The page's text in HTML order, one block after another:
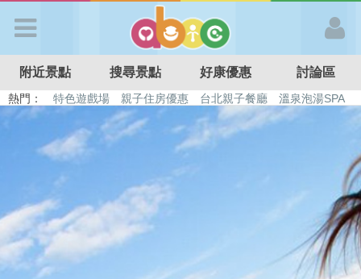
APP登入
首 頁
搜尋景點
好康優惠
附近景點 搜尋景點 好康優惠 討論區
熱門： 特色遊戲場 親子住房優惠 台北親子餐廳
溫泉泡湯SPA
溜滑梯民宿
觀光工廠 日本親子景點